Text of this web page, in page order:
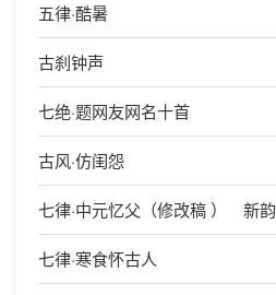
五律·酷暑
古刹钟声
七绝·题网友网名十首
古风·仿闺怨
七律·中元忆父（修改稿 ） 新韵
七律·寒食怀古人